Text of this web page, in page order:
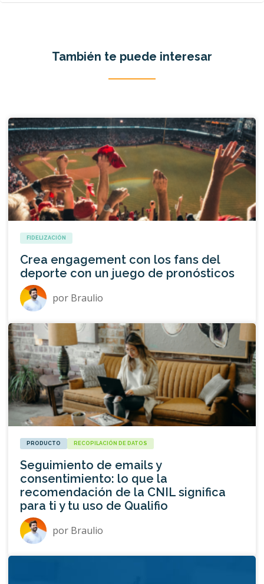
También te puede interesar
FIDELIZACIÓN
Crea engagement con los fans del
deporte con un juego de pronósticos
por Braulio
PRODUCTO RECOPILACIÓN DE DATOS
Seguimiento de emails y
consentimiento: lo que la
recomendación de la CNIL significa
para ti y tu uso de Qualifio
por Braulio